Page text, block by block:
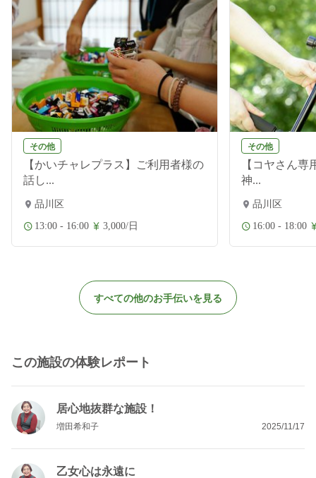
その他
【かいチャレプラス】ご利用者様の
話し...
品川区
13:00 - 16:00 3,000/日
その他
【コヤさん
神...
品川区
16:00 - 18:00
すべての他のお手伝いを見る
この施設の体験レポート
居心地抜群な施設！
増田希和子 2025/11/17
乙女心は永遠に